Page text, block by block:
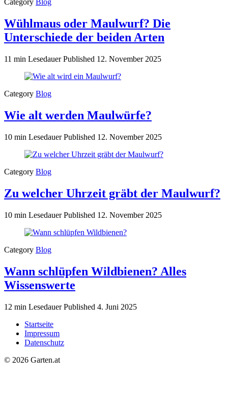
Category Blog
Wühlmaus oder Maulwurf? Die
Unterschiede der beiden Arten
11 min LesedauerPublished 12. November 2025
Category Blog
Wie alt werden Maulwürfe?
10 min LesedauerPublished 12. November 2025
Category Blog
Zu welcher Uhrzeit gräbt der Maulwurf?
10 min LesedauerPublished 12. November 2025
Category Blog
Wann schlüpfen Wildbienen? Alles
Wissenswerte
12 min LesedauerPublished 4. Juni 2025
Startseite
Impressum
Datenschutz
© 2026 Garten.at